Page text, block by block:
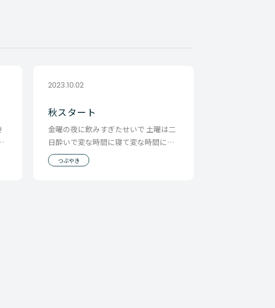
2023.10.02
秋スタート
金曜の夜に飲みすぎたせいで 土曜は二
日酔いで変な時間に寝て変な時間に起
きて 日曜もその影響で変な時間に寝て
変な時間に起き
つぶやき